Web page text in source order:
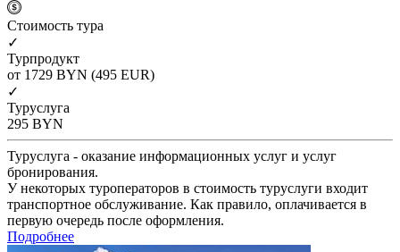
Cтоимость тура
✓
Турпродукт
от 1729 BYN (495 EUR)
✓
Туруслуга
295 BYN
Туруслуга - оказание информационных услуг и услуг
бронирования.
У некоторых туроператоров в стоимость туруслуги входит
транспортное обслуживание. Как правило, оплачивается в
первую очередь после оформления.
Подробнее